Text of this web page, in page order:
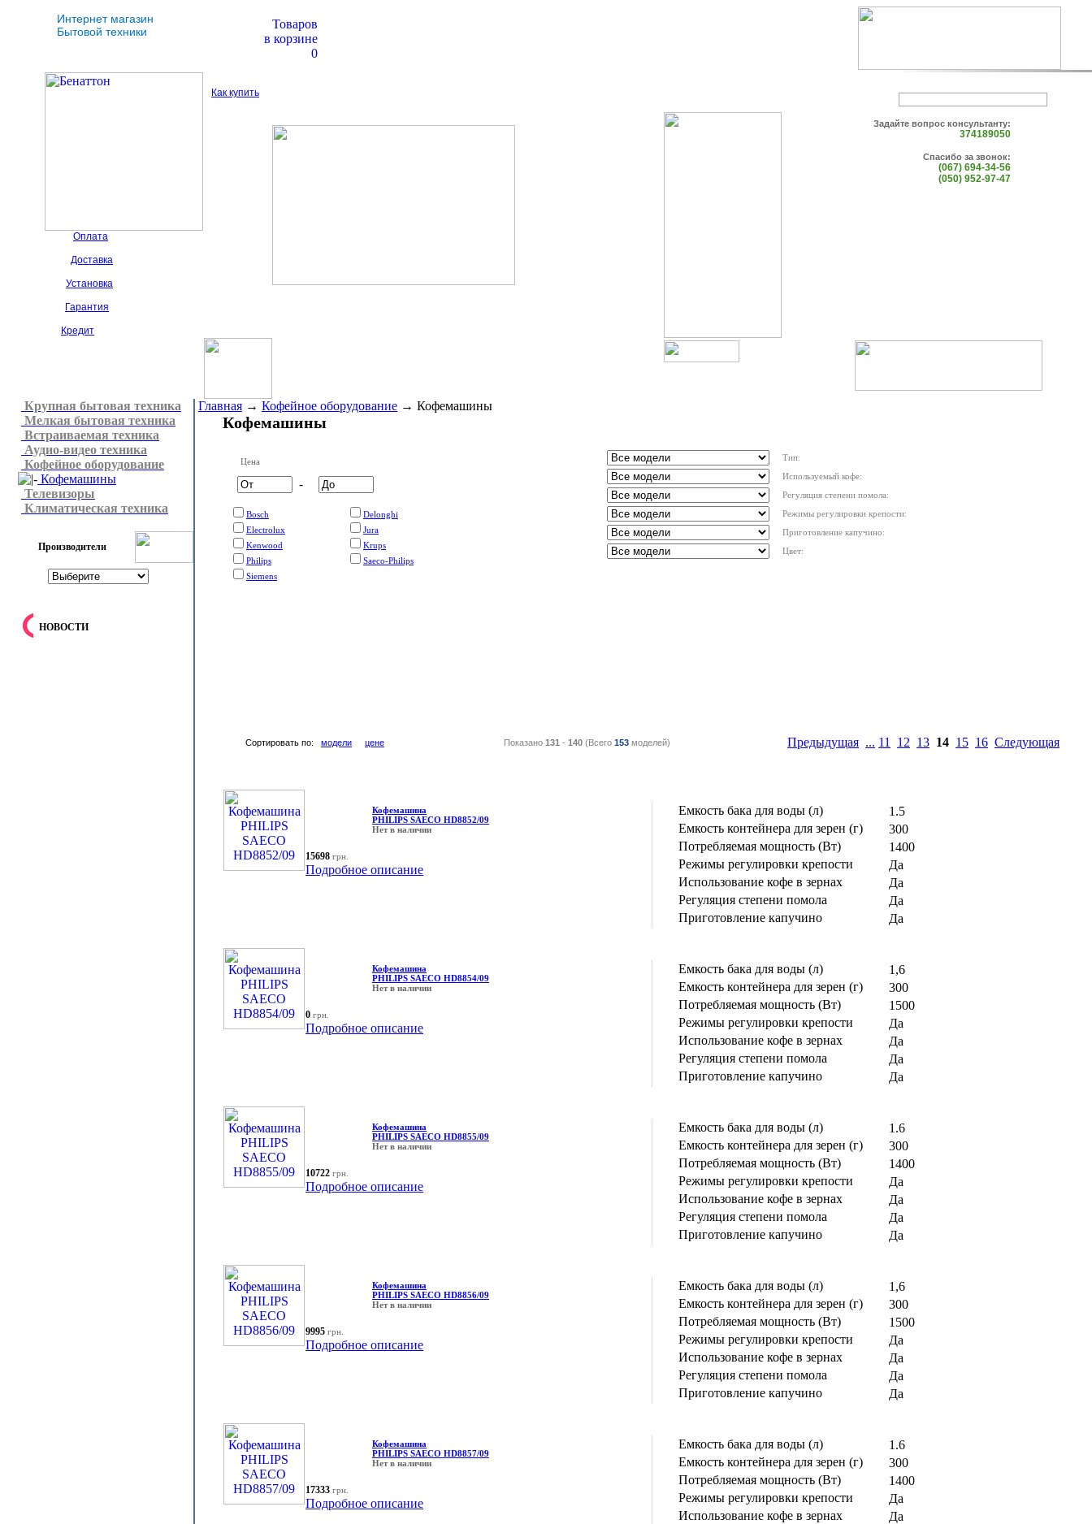
Интернет магазин
Бытовой техники
Товаров
в корзине
0
Как купить
Оплата
Доставка
Установка
Гарантия
Кредит
Задайте вопрос консультанту:
374189050
Спасибо за звонок:
(067) 694-34-56
(050) 952-97-47
Крупная бытовая техника
Мелкая бытовая техника
Встраиваемая техника
Аудио-видео техника
Кофейное оборудование
Кофемашины
Телевизоры
Климатическая техника
Производители
НОВОСТИ
Главная → Кофейное оборудование → Кофемашины
Кофемашины
Цена
-
Bosch
Delonghi
Electrolux
Jura
Kenwood
Krups
Philips
Saeco-Philips
Siemens
Тип:
Используемый кофе:
Регуляция степени помола:
Режимы регулировки крепости:
Приготовление капучино:
Цвет:
Сортировать по: модели цене Показано 131 - 140 (Всего 153 моделей) Предыдущая ... 11 12 13 14 15 16 Следующая
Кофемашина
PHILIPS SAECO HD8852/09
Нет в наличии
Емкость бака для воды (л)
1.5
Емкость контейнера для зерен (г)
300
Потребляемая мощность (Вт)
1400
Режимы регулировки крепости
Да
Использование кофе в зернах
Да
Регуляция степени помола
Да
Приготовление капучино
Да
15698 грн.
Подробное описание
Кофемашина
PHILIPS SAECO HD8854/09
Нет в наличии
Емкость бака для воды (л)
1,6
Емкость контейнера для зерен (г)
300
Потребляемая мощность (Вт)
1500
Режимы регулировки крепости
Да
Использование кофе в зернах
Да
Регуляция степени помола
Да
Приготовление капучино
Да
0 грн.
Подробное описание
Кофемашина
PHILIPS SAECO HD8855/09
Нет в наличии
Емкость бака для воды (л)
1.6
Емкость контейнера для зерен (г)
300
Потребляемая мощность (Вт)
1400
Режимы регулировки крепости
Да
Использование кофе в зернах
Да
Регуляция степени помола
Да
Приготовление капучино
Да
10722 грн.
Подробное описание
Кофемашина
PHILIPS SAECO HD8856/09
Нет в наличии
Емкость бака для воды (л)
1,6
Емкость контейнера для зерен (г)
300
Потребляемая мощность (Вт)
1500
Режимы регулировки крепости
Да
Использование кофе в зернах
Да
Регуляция степени помола
Да
Приготовление капучино
Да
9995 грн.
Подробное описание
Кофемашина
PHILIPS SAECO HD8857/09
Нет в наличии
Емкость бака для воды (л)
1.6
Емкость контейнера для зерен (г)
300
Потребляемая мощность (Вт)
1400
Режимы регулировки крепости
Да
Использование кофе в зернах
Да
17333 грн.
Подробное описание